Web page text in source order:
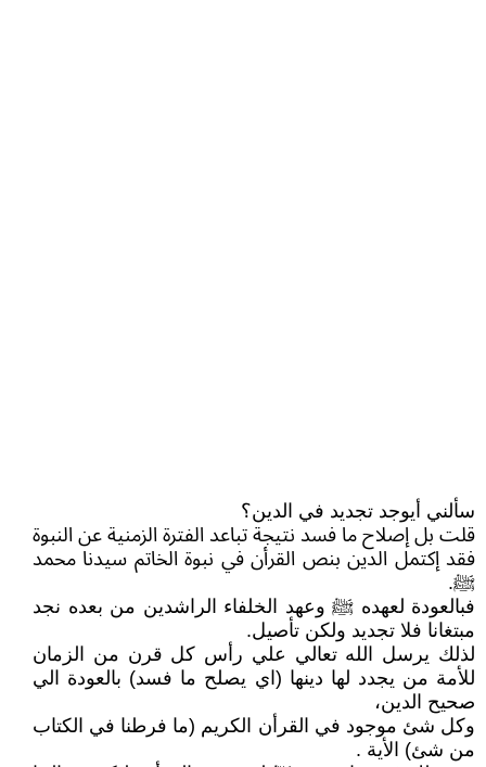
سألني أيوجد تجديد في الدين؟
قلت بل إصلاح ما فسد نتيجة تباعد الفترة الزمنية عن النبوة
فقد إكتمل الدين بنص القرأن في نبوة الخاتم سيدنا محمد
ﷺ.
فبالعودة لعهده ﷺ وعهد الخلفاء الراشدين من بعده نجد
مبتغانا فلا تجديد ولكن تأصيل.
لذلك يرسل الله تعالي علي رأس كل قرن من الزمان
للأمة من يجدد لها دينها (اي يصلح ما فسد) بالعودة الي
صحيح الدين،
وكل شئ موجود في القرأن الكريم (ما فرطنا في الكتاب
من شئ) الأية .